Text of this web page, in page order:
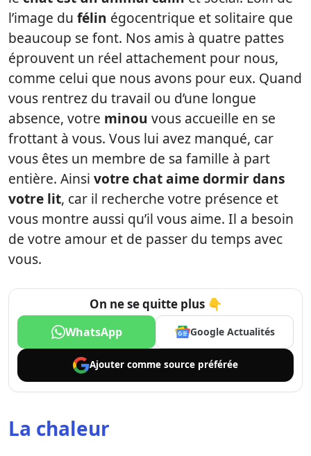
l’image du félin égocentrique et solitaire que
beaucoup se font. Nos amis à quatre pattes
éprouvent un réel attachement pour nous,
comme celui que nous avons pour eux. Quand
vous rentrez du travail ou d’une longue
absence, votre minou vous accueille en se
frottant à vous. Vous lui avez manqué, car
vous êtes un membre de sa famille à part
entière. Ainsi votre chat aime dormir dans
votre lit, car il recherche votre présence et
vous montre aussi qu’il vous aime. Il a besoin
de votre amour et de passer du temps avec
vous.
On ne se quitte plus 👇
WhatsApp Google Actualités
Ajouter comme source préférée
La chaleur